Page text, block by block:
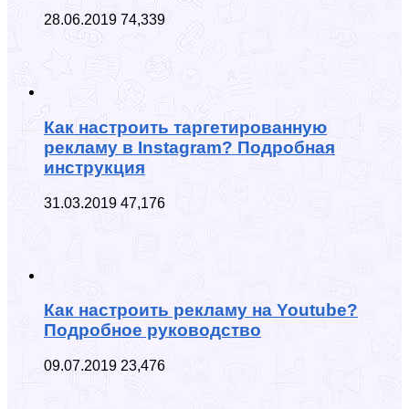
28.06.2019 74,339
Как настроить таргетированную
рекламу в Instagram? Подробная
инструкция
31.03.2019 47,176
Как настроить рекламу на Youtube?
Подробное руководство
09.07.2019 23,476